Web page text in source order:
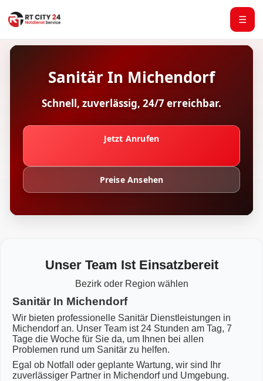
☰
Sanitär In Michendorf
Schnell, zuverlässig, 24/7 erreichbar.
Jetzt Anrufen
Preise Ansehen
Unser Team Ist Einsatzbereit
Bezirk oder Region wählen
Sanitär In Michendorf
Wir bieten professionelle Sanitär Dienstleistungen in
Michendorf an. Unser Team ist 24 Stunden am Tag, 7
Tage die Woche für Sie da, um Ihnen bei allen
Problemen rund um Sanitär zu helfen.
Egal ob Notfall oder geplante Wartung, wir sind Ihr
zuverlässiger Partner in Michendorf und Umgebung.